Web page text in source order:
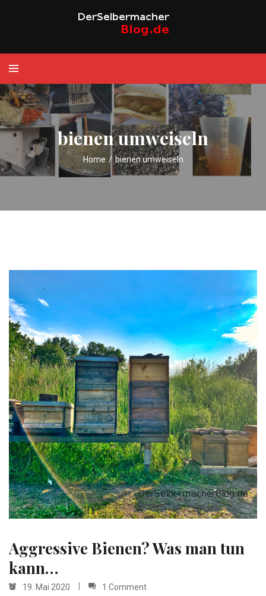
bienen umweiseln
Home / bienen umweiseln
Aggressive Bienen? Was man tun
kann…
19. Mai 2020 1 Comment